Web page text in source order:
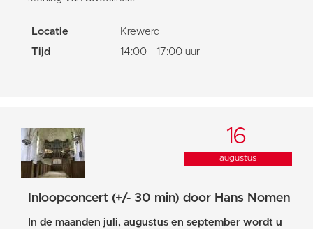
Locatie
Krewerd
Tijd
14:00 - 17:00 uur
16
augustus
Inloopconcert (+/- 30 min) door Hans Nomen
In de maanden juli, augustus en september wordt u